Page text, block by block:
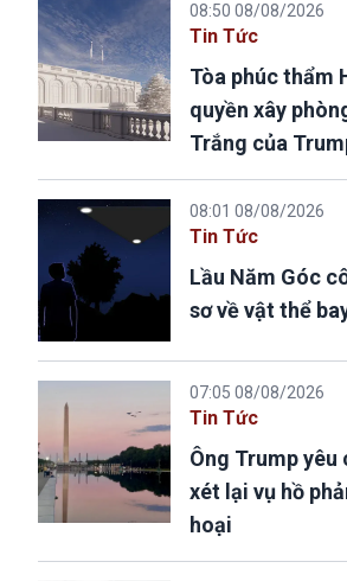
08:50 08/08/2026
Tin Tức
Tòa phúc thẩm
quyền xây
Trắng của
08:01 08/08/2026
Tin Tức
Lầu Năm Góc
sơ về vật thể
07:05 08/08/2026
Tin Tức
Ông Trump yêu
xét lại vụ hồ
hoại